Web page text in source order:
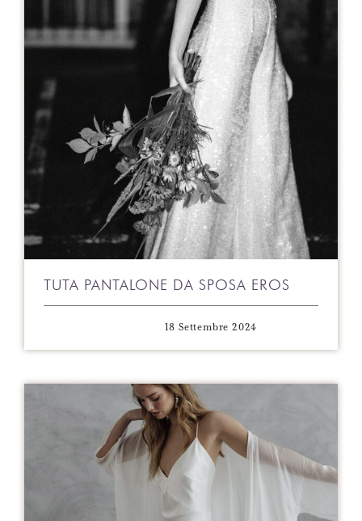
TUTA PANTALONE DA SPOSA EROS
18 Settembre 2024